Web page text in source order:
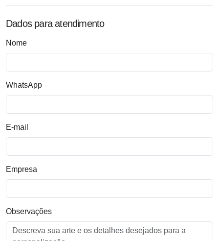
Dados para atendimento
Nome
WhatsApp
E-mail
Empresa
Observações